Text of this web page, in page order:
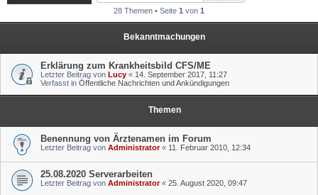
28 Themen • Seite 1 von 1
Bekanntmachungen
Erklärung zum Krankheitsbild CFS/ME
Letzter Beitrag von Lucy « 14. September 2017, 11:27
Verfasst in Öffentliche Nachrichten und Ankündigungen
Themen
Benennung von Ärztenamen im Forum
Letzter Beitrag von Administrator« 11. Februar 2010, 12:34
25.08.2020 Serverarbeiten
Letzter Beitrag von Administrator« 25. August 2020, 09:47